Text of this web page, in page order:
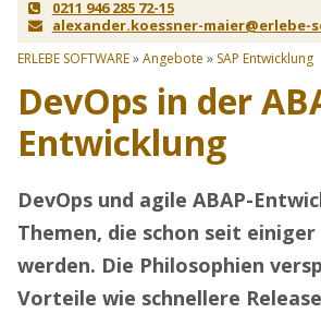
0211 946 285 72-15
alexander.koessner-maier@erlebe-
ERLEBE SOFTWARE»Angebote » SAP Entwicklung
DevOps in der
Entwicklung
DevOps und agile ABAP-
Themen, die schon seit
werden. Die Philosophien
Vorteile wie schnellere